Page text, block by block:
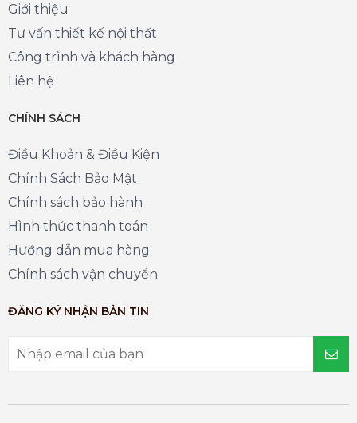
Giới thiệu
Tư vấn thiết kế nội thất
Công trình và khách hàng
Liên hệ
CHÍNH SÁCH
Điều Khoản & Điều Kiện
Chính Sách Bảo Mật
Chính sách bảo hành
Hình thức thanh toán
Hướng dẫn mua hàng
Chính sách vận chuyển
ĐĂNG KÝ NHẬN BẢN TIN